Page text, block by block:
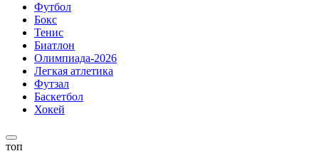
Футбол
Бокс
Тенис
Биатлон
Олимпиада-2026
Легкая атлетика
Футзал
Баскетбол
Хокей
топ